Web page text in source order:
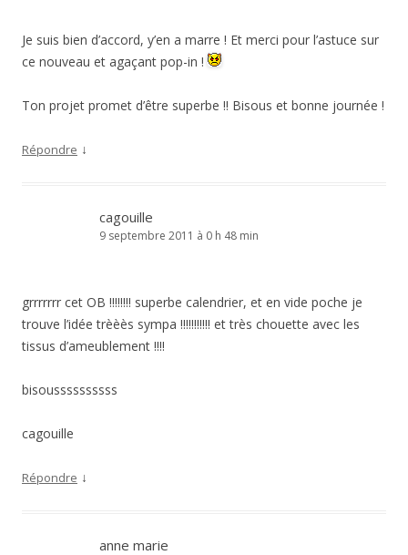
Je suis bien d’accord, y’en a marre ! Et merci pour l’astuce sur
ce nouveau et agaçant pop-in !
Ton projet promet d’être superbe !! Bisous et bonne journée !
Répondre ↓
cagouille
9 septembre 2011 à 0 h 48 min
grrrrrrr cet OB !!!!!!!! superbe calendrier, et en vide poche je
trouve l’idée trèèès sympa !!!!!!!!!!! et très chouette avec les
tissus d’ameublement !!!!
bisoussssssssss
cagouille
Répondre ↓
anne marie